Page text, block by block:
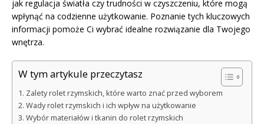
jak regulacja światła czy trudności w czyszczeniu, które mogą
wpłynąć na codzienne użytkowanie. Poznanie tych kluczowych
informacji pomoże Ci wybrać idealne rozwiązanie dla Twojego
wnętrza.
W tym artykule przeczytasz
Zalety rolet rzymskich, które warto znać przed wyborem
Wady rolet rzymskich i ich wpływ na użytkowanie
Wybór materiałów i tkanin do rolet rzymskich